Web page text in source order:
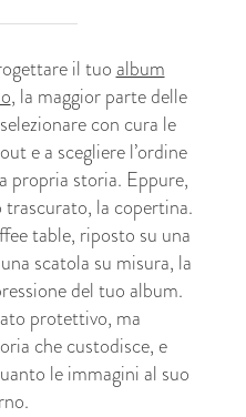
il tuoalbum
, la maggior parte delle
con cura le
e a scegliere l’ordine
propria storia. Eppure,
trascurato, la copertina.
table, riposto su una
scatola su misura, la
del tuo album.
protettivo, ma
che custodisce, e
le immagini al suo